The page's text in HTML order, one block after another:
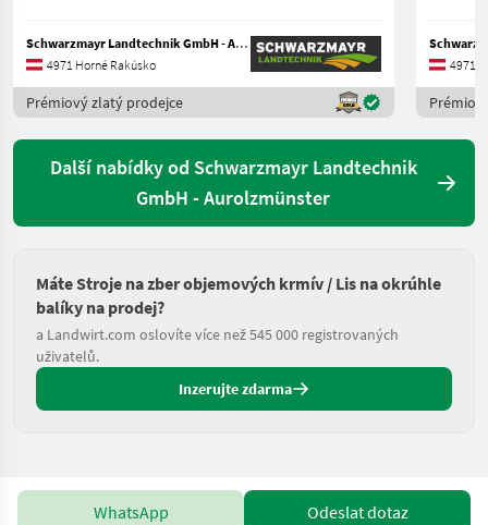
Schwarzmayr Landtechnik GmbH - Aurolzmünster
4971 Horné Rakúsko
Prémiový zlatý prodejce
4971
Další nabídky od Schwarzmayr Landtechnik
GmbH - Aurolzmünster
Máte Stroje na zber objemových krmív / Lis na okrúhle
balíky na prodej?
a Landwirt.com oslovíte více než 545 000 registrovaných
uživatelů.
Inzerujte zdarma
WhatsApp Odeslat dotaz